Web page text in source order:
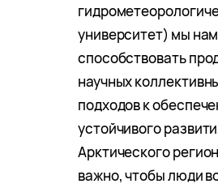
университет) мы
способствовать
научных
подходов к
устойчивого
Арктического
важно, чтобы люди